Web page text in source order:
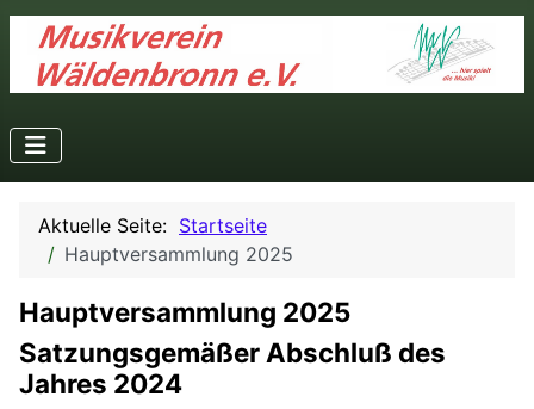
Aktuelle Seite: Startseite
Hauptversammlung 2025
Hauptversammlung 2025
Satzungsgemäßer Abschluß des
Jahres 2024